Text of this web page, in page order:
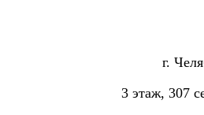
г.
3 этаж, 307